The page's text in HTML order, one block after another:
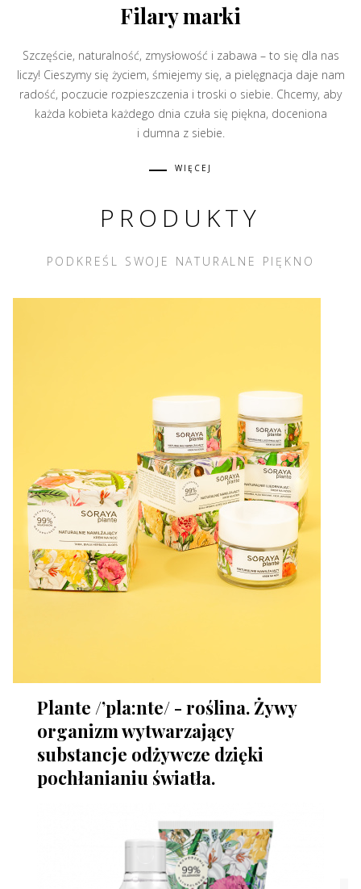
Filary marki
Szczęście, naturalność, zmysłowość i zabawa – to się dla nas
liczy! Cieszymy się życiem, śmiejemy się, a pielęgnacja daje nam
radość, poczucie rozpieszczenia i troski o siebie. Chcemy, aby
każda kobieta każdego dnia czuła się piękna, doceniona
i dumna z siebie.
WIĘCEJ
PRODUKTY
PODKREŚL SWOJE NATURALNE PIĘKNO
Plante /’pla:nte/ - roślina. Żywy
organizm wytwarzający
substancje odżywcze dzięki
pochłanianiu światła.